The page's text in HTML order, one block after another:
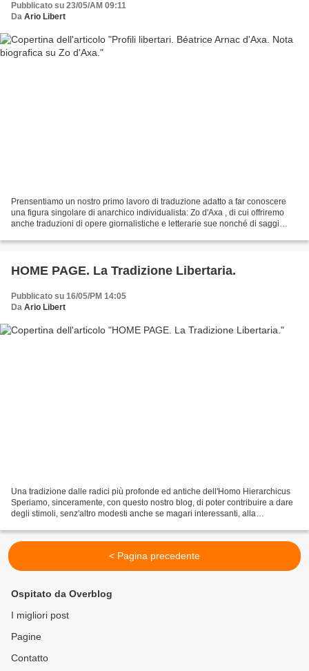
Pubblicato su 23/05/AM 09:11
Da Ario Libert
Prensentiamo un nostro primo lavoro di traduzione adatto a far conoscere
una figura singolare di anarchico individualista: Zo d'Axa , di cui offriremo
anche traduzioni di opere giornalistiche e letterarie sue nonché di saggi
HOME PAGE. La Tradizione Libertaria.
Pubblicato su 16/05/PM 14:05
Da Ario Libert
Una tradizione dalle radici più profonde ed antiche dell'Homo Hierarchicus
Speriamo, sinceramente, con questo nostro blog, di poter contribuire a dare
degli stimoli, senz'altro modesti anche se magari interessanti, alla
< Pagina precedente
Ospitato da Overblog
I migliori post
Pagine
Contatto